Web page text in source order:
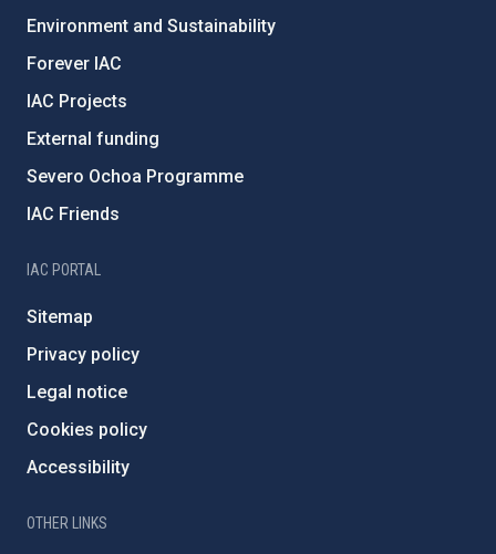
Environment and Sustainability
Forever IAC
IAC Projects
External funding
Severo Ochoa Programme
IAC Friends
IAC PORTAL
Sitemap
Privacy policy
Legal notice
Cookies policy
Accessibility
OTHER LINKS